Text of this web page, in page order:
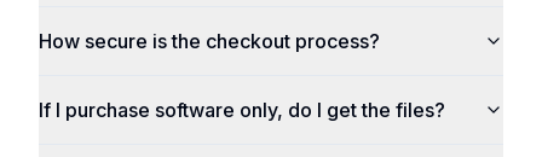
How secure is the checkout process?
If I purchase software only, do I get the files?